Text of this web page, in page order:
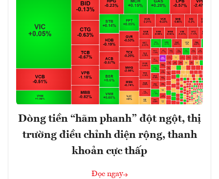
Dòng tiền “hãm phanh” đột ngột, thị
trường điều chỉnh diện rộng, thanh
khoản cực thấp
Đọc ngay